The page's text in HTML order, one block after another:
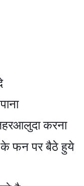
करना
के फन पर बैठे हुये